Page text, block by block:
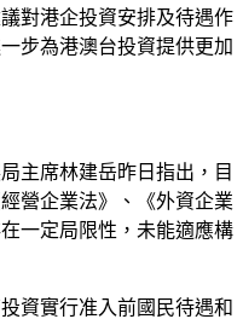
對港企投資安排及待遇作
步為港澳台投資提供更加
主席林建岳昨日指出，目
營企業法》、《外資企業
一定局限性，未能適應構
資實行准入前國民待遇和